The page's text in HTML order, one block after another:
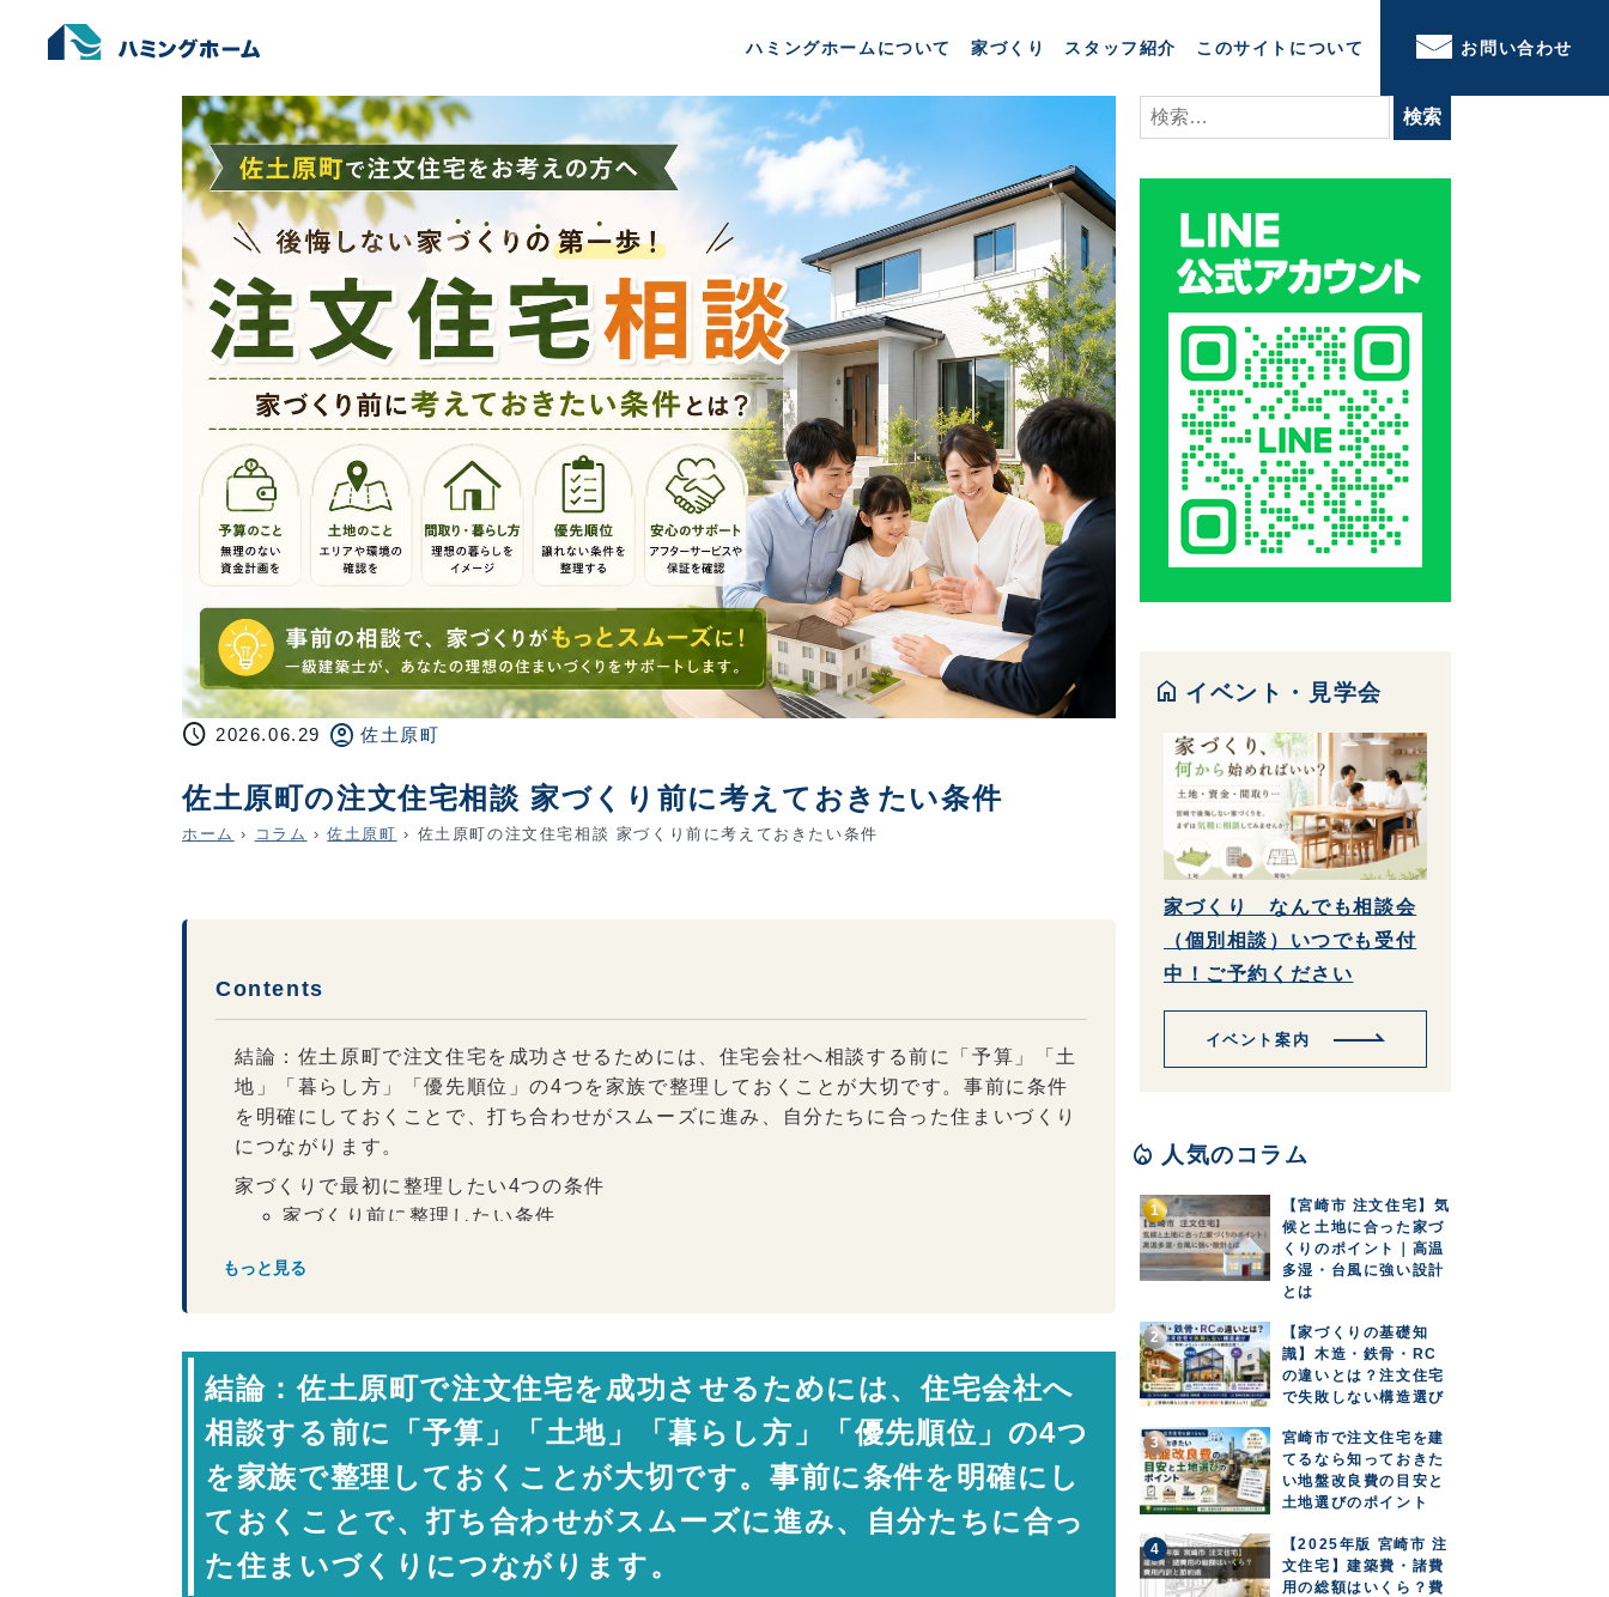
ハミングホームについて 家づくり スタッフ紹介 このサイトについて お問い合わせ
schedule 2026.06.29 account_circle 佐土原町
佐土原町の注文住宅相談 家づくり前に考えておきたい条件
ホーム › コラム › 佐土原町 › 佐土原町の注文住宅相談 家づくり前に考えておきたい条件
Contents
結論：佐土原町で注文住宅を成功させるためには、住宅会社へ相談する前に「予算」「土
地」「暮らし方」「優先順位」の4つを家族で整理しておくことが大切です。事前に条件
を明確にしておくことで、打ち合わせがスムーズに進み、自分たちに合った住まいづくり
につながります。
家づくりで最初に整理したい4つの条件
家づくり前に整理したい条件
住宅会社への相談で確認したいポイント
専門家コメント
一級建築士 岩下政人（ハミングホーム 代表取締役）
まとめ：相談前の準備が家づくり成功への第一歩
FAQ
【会社情報・お問い合わせ】
もっと見る
結論：佐土原町で注文住宅を成功させるためには、住宅会社へ
相談する前に「予算」「土地」「暮らし方」「優先順位」の4つ
を家族で整理しておくことが大切です。事前に条件を明確にし
ておくことで、打ち合わせがスムーズに進み、自分たちに合っ
た住まいづくりにつながります。
検
索:
home イベント・見学会
家づくり なんでも相談会
（個別相談）いつでも受付
中！ご予約ください
イベント案内
local_fire_department 人気のコラム
【宮崎市 注文住宅】気
候と土地に合った家づ
くりのポイント｜高温
多湿・台風に強い設計
とは
【家づくりの基礎知
識】木造・鉄骨・RC
の違いとは？注文住宅
で失敗しない構造選び
宮崎市で注文住宅を建
てるなら知っておきた
い地盤改良費の目安と
土地選びのポイント
【2025年版 宮崎市 注
文住宅】建築費・諸費
用の総額はいくら？費